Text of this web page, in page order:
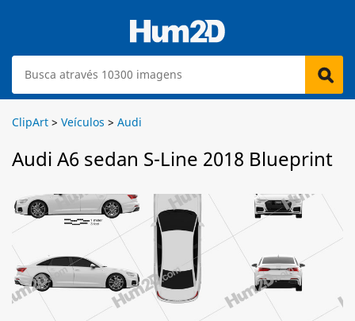
ClipArt > Veículos > Audi
Audi A6 sedan S-Line 2018 Blueprint